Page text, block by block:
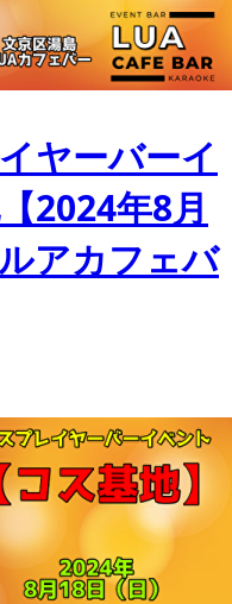
ヤーバーイ
2024年8月
アカフェバ